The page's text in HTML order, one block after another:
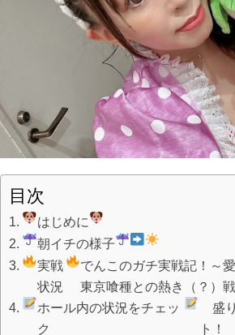
目次
はじめに
朝イチの様子
実戦
状況
でんこのガチ実戦記！～
東京喰種との熱き（？）
ホール内の状況をチェッ
ク
盛
ト！